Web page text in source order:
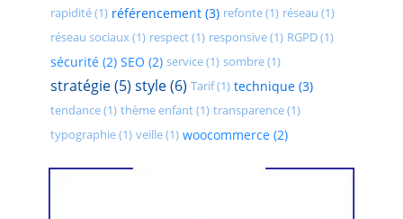
rapidité (1) référencement (3) refonte (1) réseau (1)
réseau sociaux (1) respect (1) responsive (1) RGPD (1)
sécurité (2) SEO (2) service (1) sombre (1)
stratégie (5) style (6) Tarif (1) technique (3)
tendance (1) thème enfant (1) transparence (1)
typographie (1) veille (1) woocommerce (2)